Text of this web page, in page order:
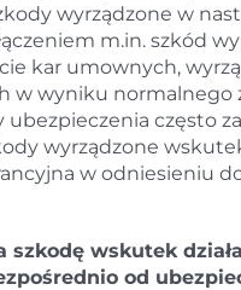
wyrządzone w
m.in. szkód
kar umownych,
w wyniku
często
wyrządzone
w odniesieniu
szkodę wskutek
od